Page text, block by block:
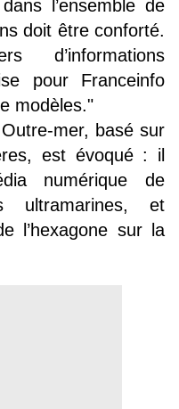
l’ensemble de
doit être conforté.
d’informations
pour Franceinfo
modèles."
mer, basé sur
est évoqué : il
numérique de
ultramarines, et
l’hexagone sur la